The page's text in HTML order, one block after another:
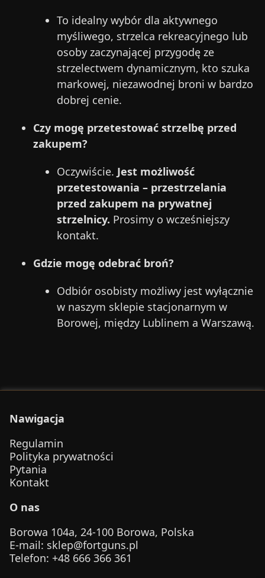
To idealny wybór dla aktywnego
myśliwego, strzelca rekreacyjnego lub
osoby zaczynającej przygodę ze
strzelectwem dynamicznym, kto szuka
markowej, niezawodnej broni w bardzo
dobrej cenie.
Czy mogę przetestować strzelbę przed
zakupem?
Oczywiście. Jest możliwość
przetestowania – przestrzelania
przed zakupem na prywatnej
strzelnicy. Prosimy o wcześniejszy
kontakt.
Gdzie mogę odebrać broń?
Odbiór osobisty możliwy jest wyłącznie
w naszym sklepie stacjonarnym w
Borowej, między Lublinem a Warszawą.
Nawigacja
Regulamin
Polityka prywatności
Pytania
Kontakt
O nas
Borowa 104a, 24-100 Borowa, Polska
E-mail: sklep@fortguns.pl
Telefon: +48 666 366 361